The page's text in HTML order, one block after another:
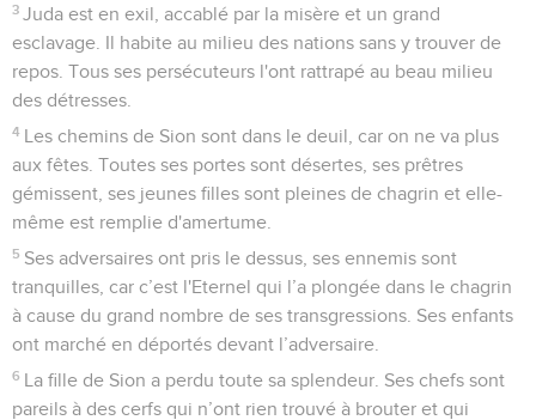
3 Juda est en exil, accablé par la misère et un grand
esclavage. Il habite au milieu des nations sans y trouver de
repos. Tous ses persécuteurs l'ont rattrapé au beau milieu
des détresses.
4 Les chemins de Sion sont dans le deuil, car on ne va plus
aux fêtes. Toutes ses portes sont désertes, ses prêtres
gémissent, ses jeunes filles sont pleines de chagrin et elle-
même est remplie d'amertume.
5 Ses adversaires ont pris le dessus, ses ennemis sont
tranquilles, car c’est l'Eternel qui l’a plongée dans le chagrin
à cause du grand nombre de ses transgressions. Ses enfants
ont marché en déportés devant l’adversaire.
6 La fille de Sion a perdu toute sa splendeur. Ses chefs sont
pareils à des cerfs qui n’ont rien trouvé à brouter et qui